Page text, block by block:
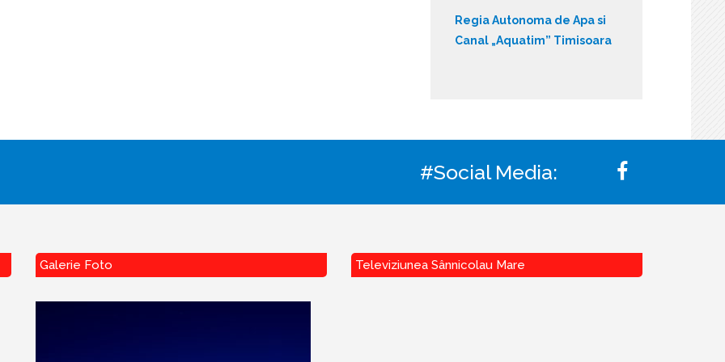
Regia Autonoma de Apa si
Canal „Aquatim” Timisoara
#Social Media:
Galerie Foto Televiziunea Sânnicolau Mare